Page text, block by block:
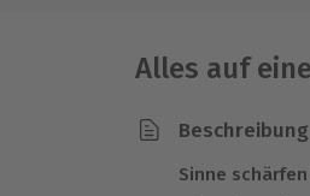
Alles auf
Beschreibung
Sinne schärfen